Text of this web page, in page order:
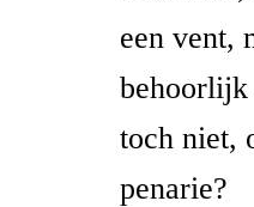
een vent,
behoorlijk
toch niet,
penarie?